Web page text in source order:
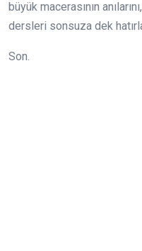
büyük macerasının
dersleri sonsuza dek
Son.